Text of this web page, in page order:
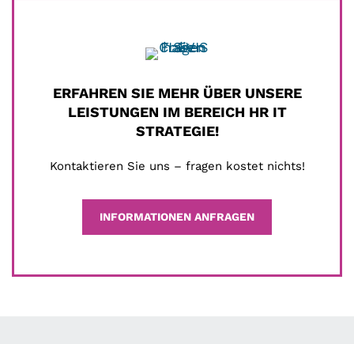
ERFAHREN SIE MEHR ÜBER UNSERE
LEISTUNGEN IM BEREICH HR IT
STRATEGIE!
Kontaktieren Sie uns – fragen kostet nichts!
INFORMATIONEN ANFRAGEN